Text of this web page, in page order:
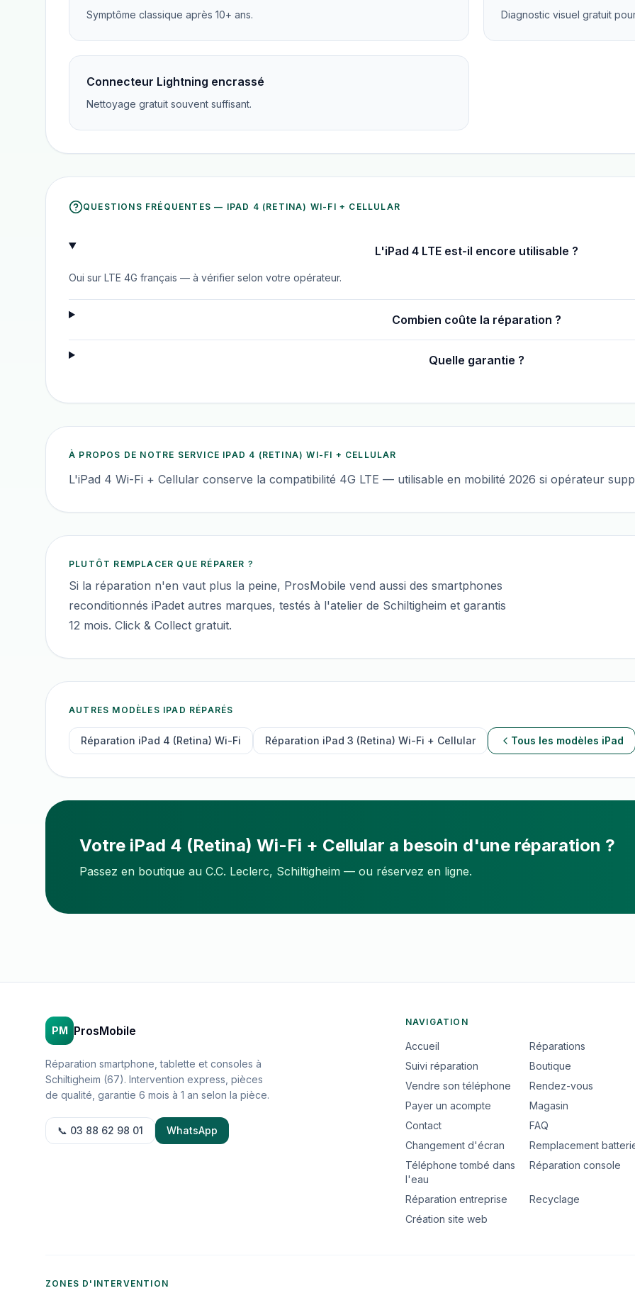
Symptôme classique après 10+ ans. Diagnostic visuel gratuit
Connecteur Lightning encrassé
Nettoyage gratuit souvent suffisant.
QUESTIONS FRÉQUENTES — IPAD 4 (RETINA) WI-FI + CELLULAR
L'iPad 4 LTE est-il encore utilisable ?
Oui sur LTE 4G français — à vérifier selon votre opérateur.
Combien coûte la réparation ?
Quelle garantie ?
À PROPOS DE NOTRE SERVICE IPAD 4 (RETINA) WI-FI + CELLULAR
L'iPad 4 Wi-Fi + Cellular conserve la compatibilité 4G LTE — utilisable en mobilité 2026 si opérateur
PLUTÔT REMPLACER QUE RÉPARER ?
Si la réparation n'en vaut plus la peine, ProsMobile vend aussi des smartphones
reconditionnés iPadet autres marques, testés à l'atelier de Schiltigheim et garantis
12 mois. Click & Collect gratuit.
AUTRES MODÈLES IPAD RÉPARÉS
Réparation iPad 4 (Retina) Wi-Fi Réparation iPad 3 (Retina) Wi-Fi + Cellular Tous les modèles iPad
Votre iPad 4 (Retina) Wi-Fi + Cellular a besoin d'une réparation ?
Passez en boutique au C.C. Leclerc, Schiltigheim — ou réservez en ligne.
PM ProsMobile
Réparation smartphone, tablette et consoles à
Schiltigheim (67). Intervention express, pièces
de qualité, garantie 6 mois à 1 an selon la pièce.
📞 03 88 62 98 01 WhatsApp
NAVIGATION
Accueil
Réparations
Suivi réparation
Boutique
Vendre son téléphone
Rendez-vous
Payer un acompte
Magasin
Contact
FAQ
Changement d'écran
Remplacement
Téléphone tombé dans
l'eau
Réparation console
Réparation entreprise
Recyclage
Création site web
ZONES D'INTERVENTION